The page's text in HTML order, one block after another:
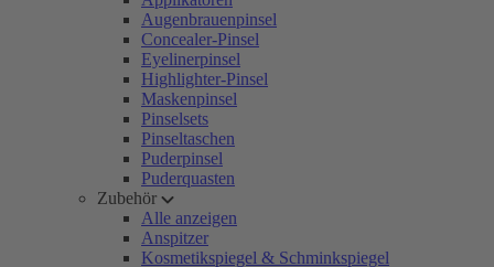
Augenbrauenpinsel
Concealer-Pinsel
Eyelinerpinsel
Highlighter-Pinsel
Maskenpinsel
Pinselsets
Pinseltaschen
Puderpinsel
Puderquasten
Zubehör
Alle anzeigen
Anspitzer
Kosmetikspiegel & Schminkspiegel